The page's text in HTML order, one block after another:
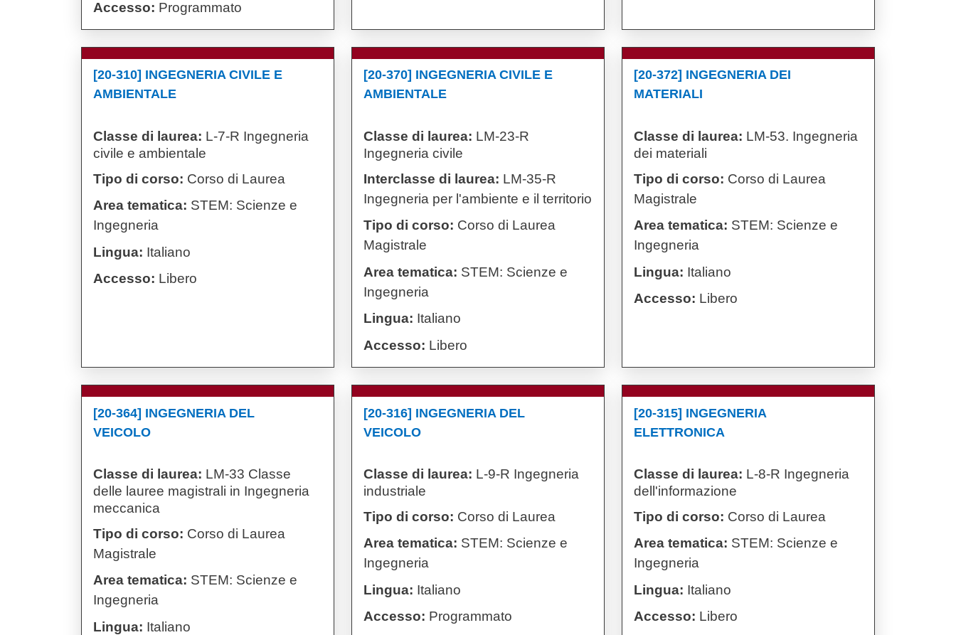
Accesso: Programmato
[20-310] INGEGNERIA CIVILE E
AMBIENTALE
Classe di laurea: L-7-R Ingegneria
civile e ambientale
Tipo di corso: Corso di Laurea
Area tematica: STEM: Scienze e
Ingegneria
Lingua: Italiano
Accesso: Libero
[20-370] INGEGNERIA CIVILE E
AMBIENTALE
Classe di laurea: LM-23-R
Ingegneria civile
Interclasse di laurea: LM-35-R
Ingegneria per l'ambiente e il territorio
Tipo di corso: Corso di Laurea
Magistrale
Area tematica: STEM: Scienze e
Ingegneria
Lingua: Italiano
Accesso: Libero
[20-372] INGEGNERIA DEI
MATERIALI
Classe di laurea: LM-53. Ingegneria
dei materiali
Tipo di corso: Corso di Laurea
Magistrale
Area tematica: STEM: Scienze e
Ingegneria
Lingua: Italiano
Accesso: Libero
[20-364] INGEGNERIA DEL
VEICOLO
Classe di laurea: LM-33 Classe
delle lauree magistrali in Ingegneria
meccanica
Tipo di corso: Corso di Laurea
Magistrale
Area tematica: STEM: Scienze e
Ingegneria
Lingua: Italiano
[20-316] INGEGNERIA DEL
VEICOLO
Classe di laurea: L-9-R Ingegneria
industriale
Tipo di corso: Corso di Laurea
Area tematica: STEM: Scienze e
Ingegneria
Lingua: Italiano
Accesso: Programmato
[20-315] INGEGNERIA
ELETTRONICA
Classe di laurea: L-8-R Ingegneria
dell'informazione
Tipo di corso: Corso di Laurea
Area tematica: STEM: Scienze e
Ingegneria
Lingua: Italiano
Accesso: Libero